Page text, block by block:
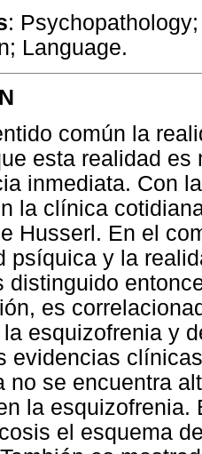
:
Language.
común la
esta realidad
inmediata. Con
la clínica
Husserl. En el
psíquica y la
distinguido
es
esquizofrenia y
evidencias
no se encuentra
la
el esquema